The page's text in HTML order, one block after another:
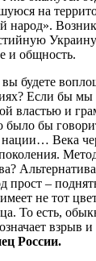
на
народ».
и общность.
будете
Если бы
властью и
было бы
Века
прост –
не тот
То есть,
взрыв
России.